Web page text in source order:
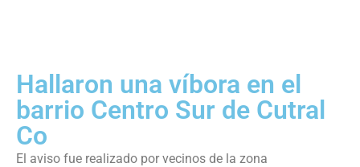
Hallaron una víbora en el
barrio Centro Sur de Cutral
Co
El aviso fue realizado por vecinos de la zona